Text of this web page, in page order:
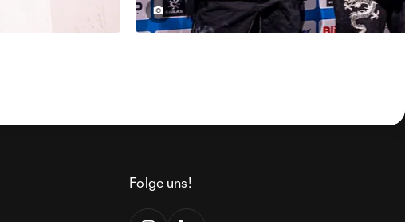
Folge uns!